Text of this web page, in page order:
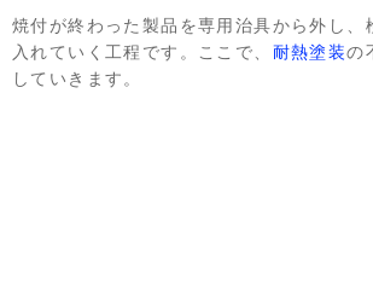
焼付が終わった製品を専用治具から外し、
入れていく工程です。ここで、 耐熱塗装の
していきます。